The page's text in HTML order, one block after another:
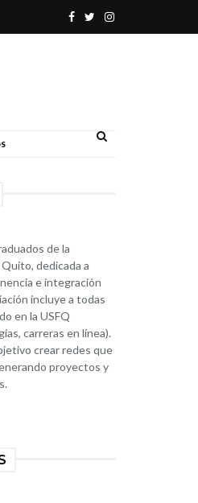
de la
dedicada a
e integración
incluye a todas
en la USFQ
carreras en línea).
crear redes que
proyectos y